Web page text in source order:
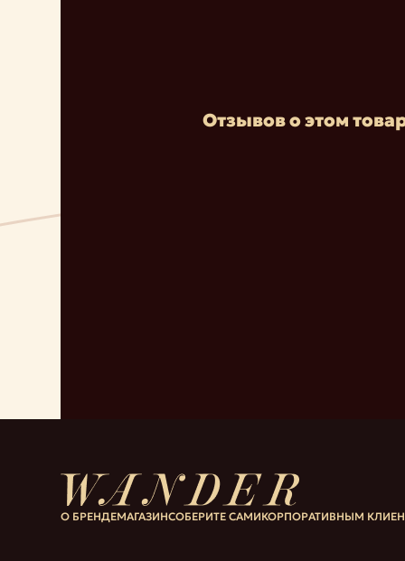
Отзывов о этом
О БРЕНДЕМАГАЗИНСОБЕРИТЕ САМИКОРПОРАТИВНЫМ